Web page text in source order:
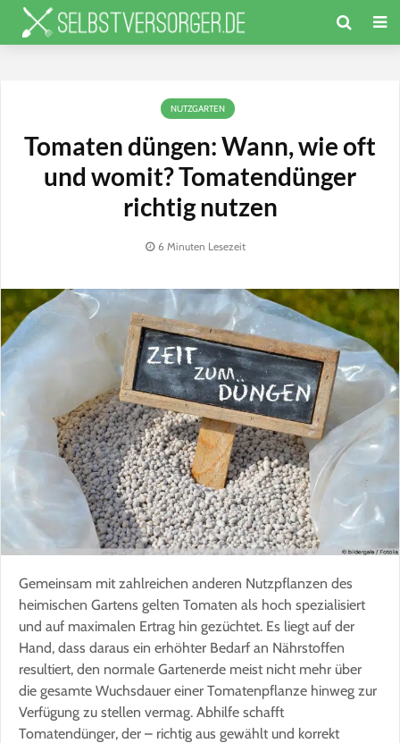
NUTZGARTEN
Tomaten düngen: Wann, wie oft
und womit? Tomatendünger
richtig nutzen
6 Minuten Lesezeit
Gemeinsam mit zahlreichen anderen Nutzpflanzen des
heimischen Gartens gelten Tomaten als hoch spezialisiert
und auf maximalen Ertrag hin gezüchtet. Es liegt auf der
Hand, dass daraus ein erhöhter Bedarf an Nährstoffen
resultiert, den normale Gartenerde meist nicht mehr über
die gesamte Wuchsdauer einer Tomatenpflanze hinweg zur
Verfügung zu stellen vermag. Abhilfe schafft
Tomatendünger, der – richtig aus gewählt und korrekt